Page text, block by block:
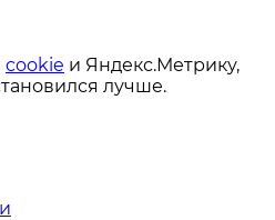
cookie и Яндекс.Метрику,
лучше.